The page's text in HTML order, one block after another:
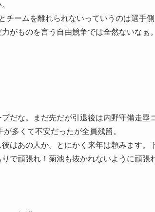
チームを離れられないっていうのは選手
がものを言う自由競争では全然ないなぁ。
だな。まだ先だが引退後は内野守備走塁
多くて不安だったが全員残留。
はあの人か。とにかく来年は頼みます。
で頑張れ！菊池も抜かれないように頑張